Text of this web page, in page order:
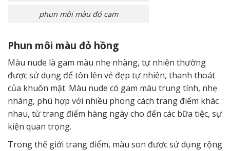
phun môi màu đỏ cam
Phun môi màu đỏ hồng
Màu nude là gam màu nhẹ nhàng, tự nhiên thường
được sử dụng để tôn lên vẻ đẹp tự nhiên, thanh thoát
của khuôn mặt. Màu nude có gam màu trung tính, nhẹ
nhàng, phù hợp với nhiều phong cách trang điểm khác
nhau, từ trang điểm hàng ngày cho đến các bữa tiệc, sự
kiện quan trọng.
Trong thế giới trang điểm, màu son được sử dụng rộng